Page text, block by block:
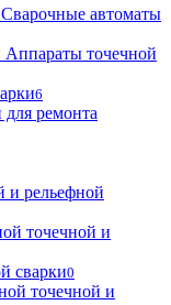
Сварочные автоматы
Аппараты точечной
6
для ремонта
и рельефной
точечной и
сварки0
точечной и